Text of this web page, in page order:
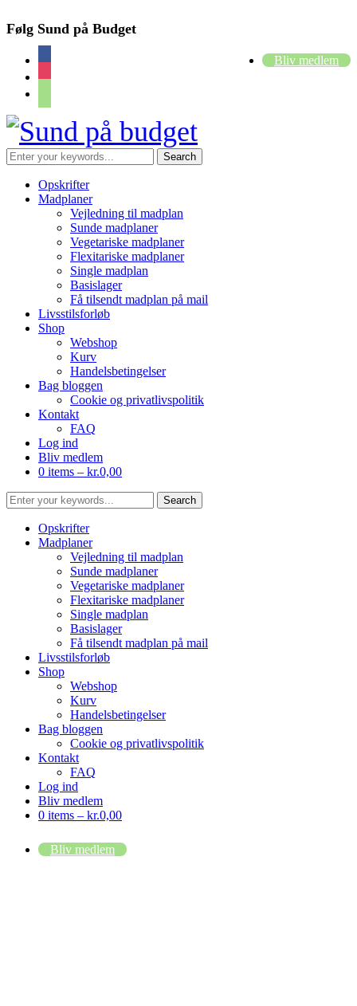
Følg Sund på Budget
Bliv medlem
Opskrifter
Madplaner
Vejledning til madplan
Sunde madplaner
Vegetariske madplaner
Flexitariske madplaner
Single madplan
Basislager
Få tilsendt madplan på mail
Livsstilsforløb
Shop
Webshop
Kurv
Handelsbetingelser
Bag bloggen
Cookie og privatlivspolitik
Kontakt
FAQ
Log ind
Bliv medlem
0 items – kr.0,00
Opskrifter
Madplaner
Vejledning til madplan
Sunde madplaner
Vegetariske madplaner
Flexitariske madplaner
Single madplan
Basislager
Få tilsendt madplan på mail
Livsstilsforløb
Shop
Webshop
Kurv
Handelsbetingelser
Bag bloggen
Cookie og privatlivspolitik
Kontakt
FAQ
Log ind
Bliv medlem
0 items – kr.0,00
Bliv medlem